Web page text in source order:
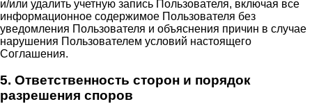
и/или удалить учетную запись Пользователя, включая все
информационное содержимое Пользователя без
уведомления Пользователя и объяснения причин в случае
нарушения Пользователем условий настоящего
Соглашения.
5. Ответственность сторон и порядок
разрешения споров